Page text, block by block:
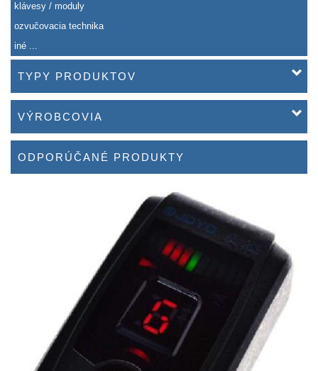
klávesy / moduly
ozvučovacia technika
iné ...
TYPY PRODUKTOV
VÝROBCOVIA
ODPORÚČANÉ PRODUKTY